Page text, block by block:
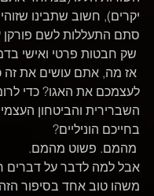
יקרים), חשוב שתבינו
סתם התעללות לשם פורקן
אז מה, אתם עושים את זה
לעצמכם את האגו? כדי
השברירית והביטחון
בחייכם הוניליים?
אבל למה לדבר על דברים
משהו טוב אחד בסיפור